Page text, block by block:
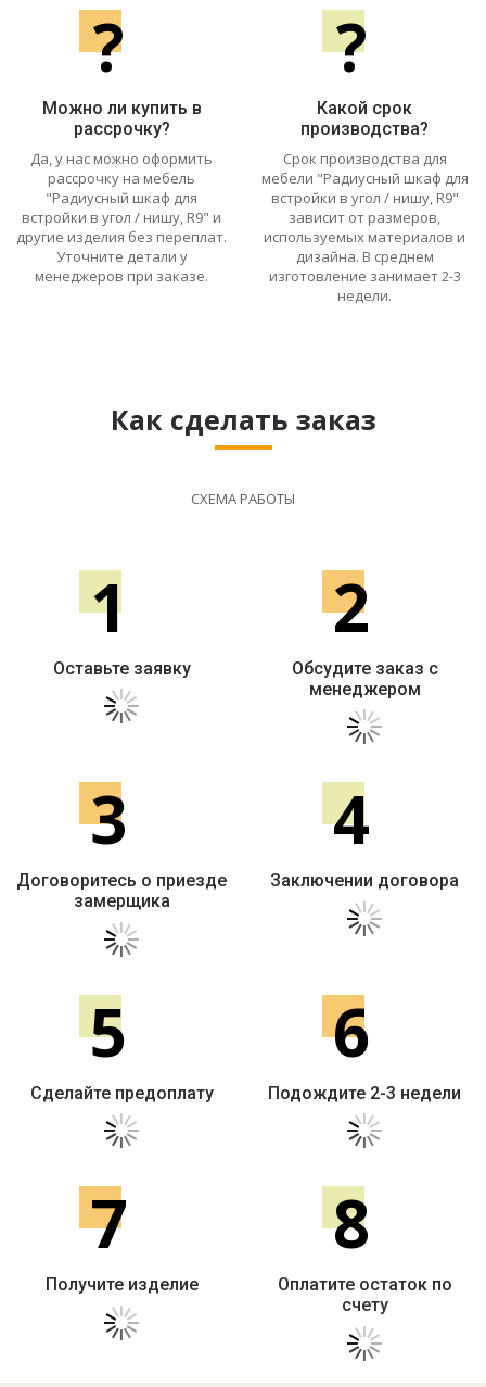
?
Можно ли купить в
рассрочку?
Да, у нас можно оформить
рассрочку на мебель
"Радиусный шкаф для
встройки в угол / нишу, R9" и
другие изделия без переплат.
Уточните детали у
менеджеров при заказе.
?
Какой срок
производства?
Срок производства для
мебели "Радиусный шкаф для
встройки в угол / нишу, R9"
зависит от размеров,
используемых материалов и
дизайна. В среднем
изготовление занимает 2-3
недели.
Как сделать заказ
СХЕМА РАБОТЫ
1
Оставьте заявку
2
Обсудите заказ с
менеджером
3
Договоритесь о приезде
замерщика
4
Заключении договора
5
Сделайте предоплату
6
Подождите 2-3 недели
7
Получите изделие
8
Оплатите остаток по
счету